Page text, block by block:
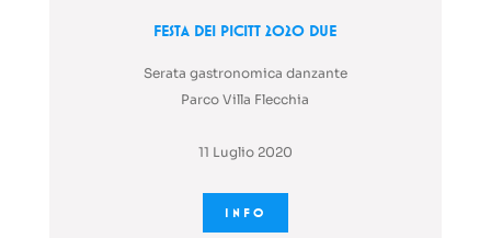
Festa dei Picitt 2020 Due
Serata gastronomica danzante
Parco Villa Flecchia
11 Luglio 2020
INFO